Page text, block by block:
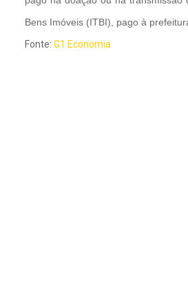
Bens Imóveis (ITBI), pago à
Fonte: G1 Economia